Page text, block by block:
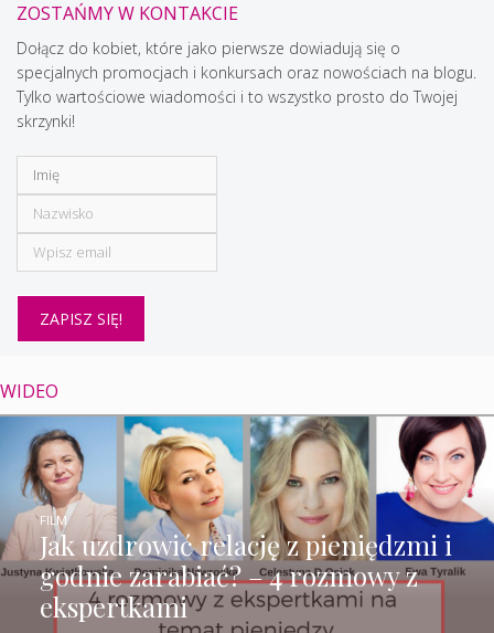
ZOSTAŃMY W KONTAKCIE
Dołącz do kobiet, które jako pierwsze dowiadują się o
specjalnych promocjach i konkursach oraz nowościach na blogu.
Tylko wartościowe wiadomości i to wszystko prosto do Twojej
skrzynki!
WIDEO
Jak uzdrowić relację z pieniędzmi i
godnie zarabiać? – 4 rozmowy z
ekspertkami
FILM